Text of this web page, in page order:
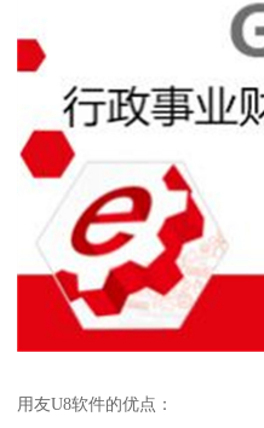
用友U8软件的优点：